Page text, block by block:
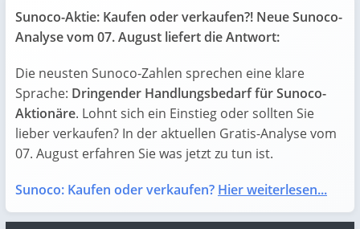
Sunoco-Aktie: Kaufen oder verkaufen?! Neue Sunoco-
Analyse vom 07. August liefert die Antwort:
Die neusten Sunoco-Zahlen sprechen eine klare
Sprache: Dringender Handlungsbedarf für Sunoco-
Aktionäre. Lohnt sich ein Einstieg oder sollten Sie
lieber verkaufen? In der aktuellen Gratis-Analyse vom
07. August erfahren Sie was jetzt zu tun ist.
Sunoco: Kaufen oder verkaufen? Hier weiterlesen...